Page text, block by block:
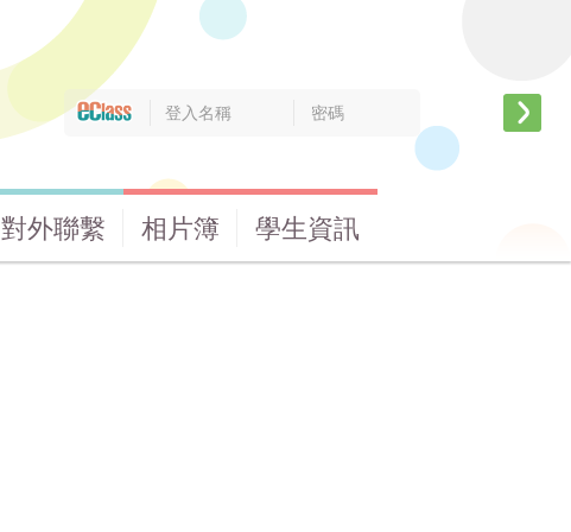
對外聯繫 相片簿 學生資訊